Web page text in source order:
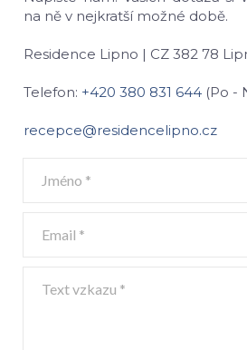
na ně v nejkratší možné době.
Residence Lipno | CZ 382 78
Telefon: +420 380 831 644 (Po -
recepce@residencelipno.cz